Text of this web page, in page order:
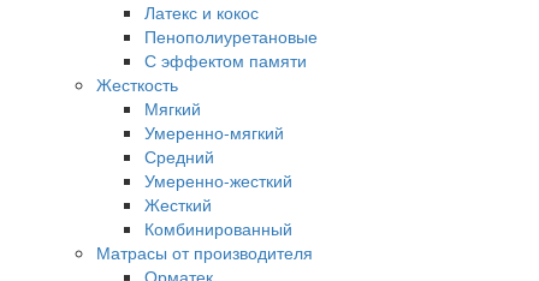
Латекс и кокос
Пенополиуретановые
С эффектом памяти
Жесткость
Мягкий
Умеренно-мягкий
Средний
Умеренно-жесткий
Жесткий
Комбинированный
Матрасы от производителя
Орматек